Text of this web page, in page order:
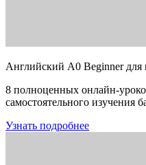
Английский A0 Beginner для
8 полноценных онлайн-
самостоятельного изучения
Узнать подробнее